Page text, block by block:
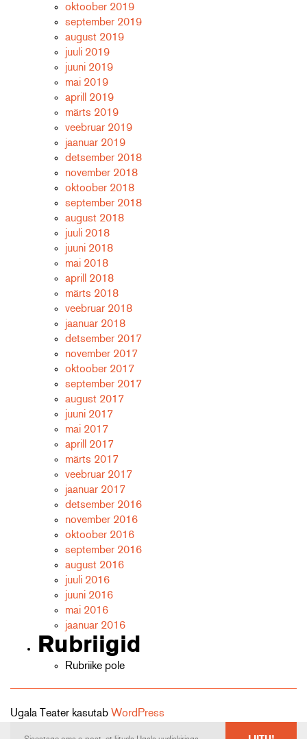
oktoober 2019
september 2019
august 2019
juuli 2019
juuni 2019
mai 2019
aprill 2019
märts 2019
veebruar 2019
jaanuar 2019
detsember 2018
november 2018
oktoober 2018
september 2018
august 2018
juuli 2018
juuni 2018
mai 2018
aprill 2018
märts 2018
veebruar 2018
jaanuar 2018
detsember 2017
november 2017
oktoober 2017
september 2017
august 2017
juuni 2017
mai 2017
aprill 2017
märts 2017
veebruar 2017
jaanuar 2017
detsember 2016
november 2016
oktoober 2016
september 2016
august 2016
juuli 2016
juuni 2016
mai 2016
jaanuar 2016
Rubriigid
Rubriike pole
Ugala Teater kasutab WordPress